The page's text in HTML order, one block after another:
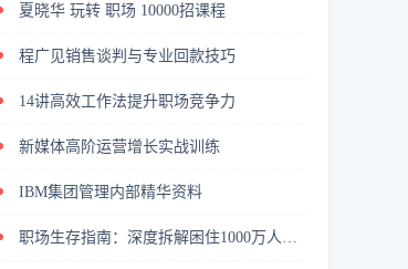
夏晓华 玩转 职场 10000招课程
程广见销售谈判与专业回款技巧
14讲高效工作法提升职场竞争力
新媒体高阶运营增长实战训练
IBM集团管理内部精华资料
职场生存指南：深度拆解困住1000万人的52个职场难题（完结）